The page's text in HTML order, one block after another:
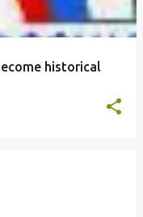
historical